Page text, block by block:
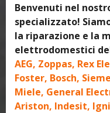
Benvenuti nel
specializzato!
la riparazione e la
elettrodomestici
AEG, Zoppas, Rex
Foster, Bosch,
Miele, General
Ariston, Indesit,